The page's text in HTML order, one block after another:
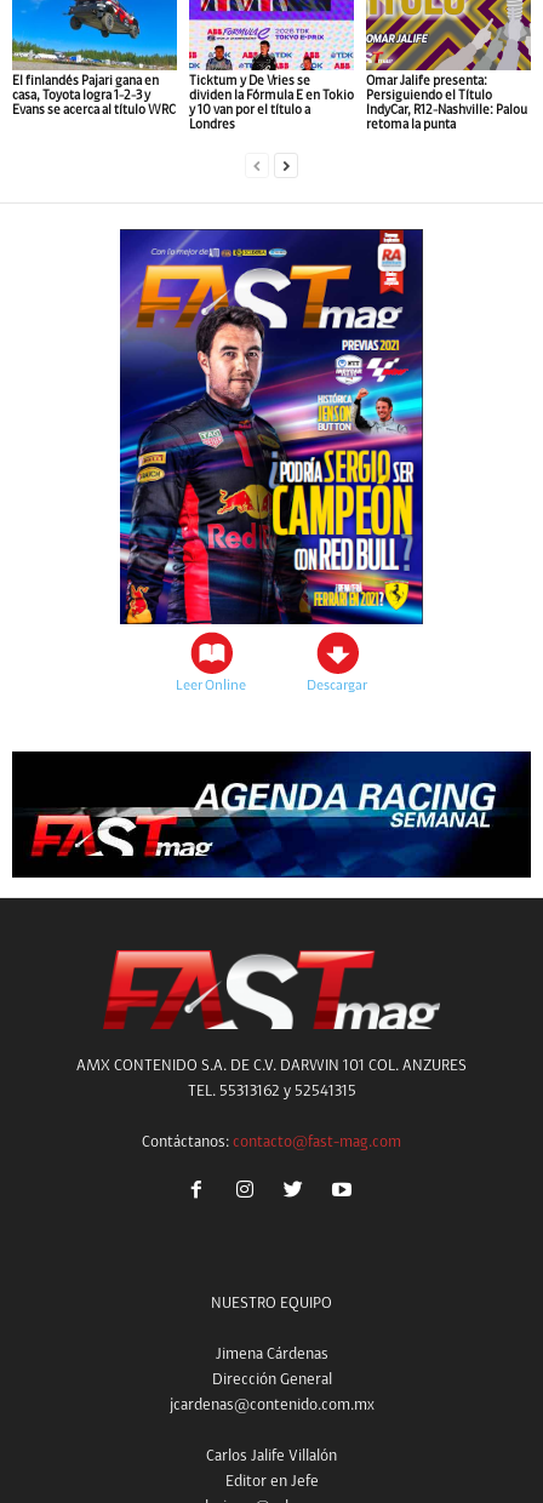
El finlandés Pajari gana en
casa, Toyota logra 1-2-3 y
Evans se acerca al título WRC
Ticktum y De Vries se
dividen la Fórmula E en Tokio
y 10 van por el título a
Londres
Omar Jalife presenta:
Persiguiendo el Título
IndyCar, R12-Nashville: Palou
retoma la punta
Leer Online Descargar
AMX CONTENIDO S.A. DE C.V. DARWIN 101 COL. ANZURES
TEL. 55313162 y 52541315
Contáctanos: contacto@fast-mag.com
NUESTRO EQUIPO
Jimena Cárdenas
Dirección General
jcardenas@contenido.com.mx
Carlos Jalife Villalón
Editor en Jefe